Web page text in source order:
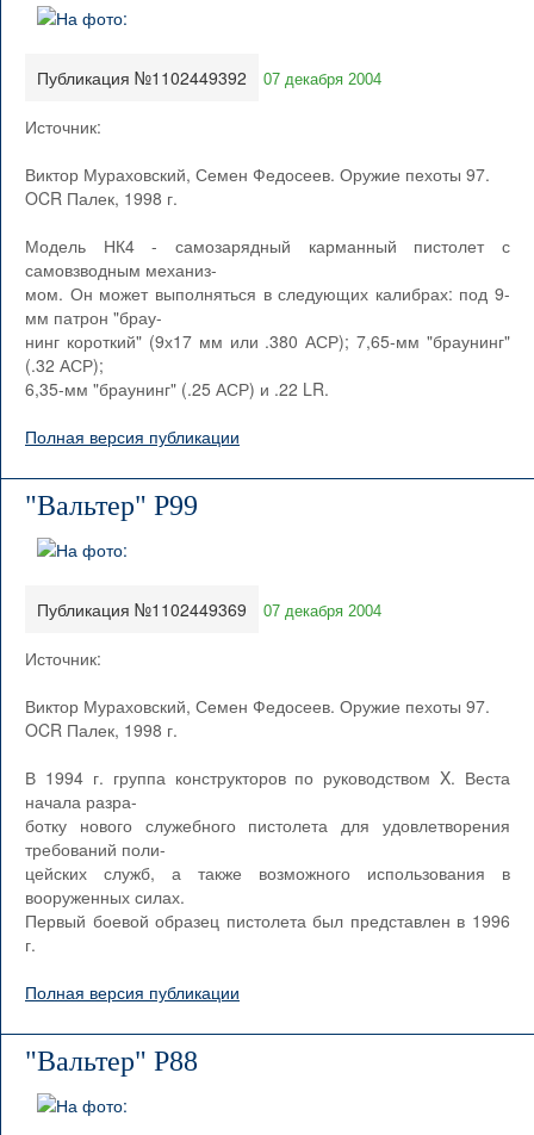
Публикация №1102449392 07 декабря 2004
Источник:
Виктор Мураховский, Семен Федосеев. Оружие пехоты 97.
OCR Палек, 1998 г.
Модель НК4 - самозарядный карманный пистолет с
самовзводным механиз-
мом. Он может выполняться в следующих калибрах: под 9-
мм патрон "брау-
нинг короткий" (9х17 мм или .380 АСР); 7,65-мм "браунинг"
(.32 АСР);
6,35-мм "браунинг" (.25 АСР) и .22 LR.
Полная версия публикации
"Вальтер" Р99
Публикация №1102449369 07 декабря 2004
Источник:
Виктор Мураховский, Семен Федосеев. Оружие пехоты 97.
OCR Палек, 1998 г.
В 1994 г. группа конструкторов по руководством X. Веста
начала разра-
ботку нового служебного пистолета для удовлетворения
требований поли-
цейских служб, а также возможного использования в
вооруженных силах.
Первый боевой образец пистолета был представлен в 1996
г.
Полная версия публикации
"Вальтер" Р88